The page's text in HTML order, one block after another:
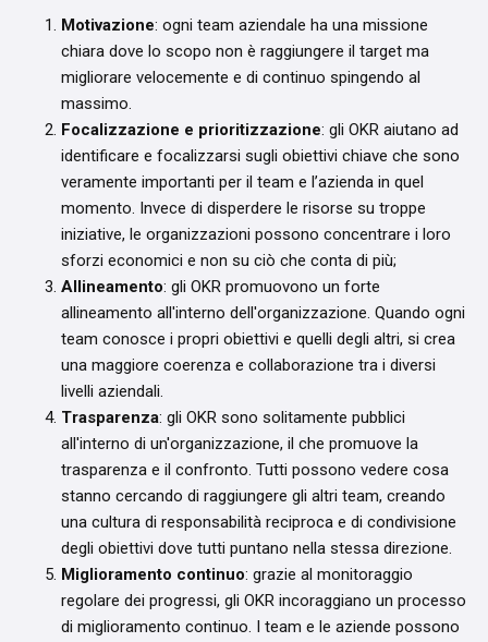
Motivazione: ogni team aziendale ha una missione
chiara dove lo scopo non è raggiungere il target ma
migliorare velocemente e di continuo spingendo al
massimo.
Focalizzazione e prioritizzazione: gli OKR aiutano ad
identificare e focalizzarsi sugli obiettivi chiave che sono
veramente importanti per il team e l’azienda in quel
momento. Invece di disperdere le risorse su troppe
iniziative, le organizzazioni possono concentrare i loro
sforzi economici e non su ciò che conta di più;
Allineamento: gli OKR promuovono un forte
allineamento all'interno dell'organizzazione. Quando ogni
team conosce i propri obiettivi e quelli degli altri, si crea
una maggiore coerenza e collaborazione tra i diversi
livelli aziendali.
Trasparenza: gli OKR sono solitamente pubblici
all'interno di un'organizzazione, il che promuove la
trasparenza e il confronto. Tutti possono vedere cosa
stanno cercando di raggiungere gli altri team, creando
una cultura di responsabilità reciproca e di condivisione
degli obiettivi dove tutti puntano nella stessa direzione.
Miglioramento continuo: grazie al monitoraggio
regolare dei progressi, gli OKR incoraggiano un processo
di miglioramento continuo. I team e le aziende possono